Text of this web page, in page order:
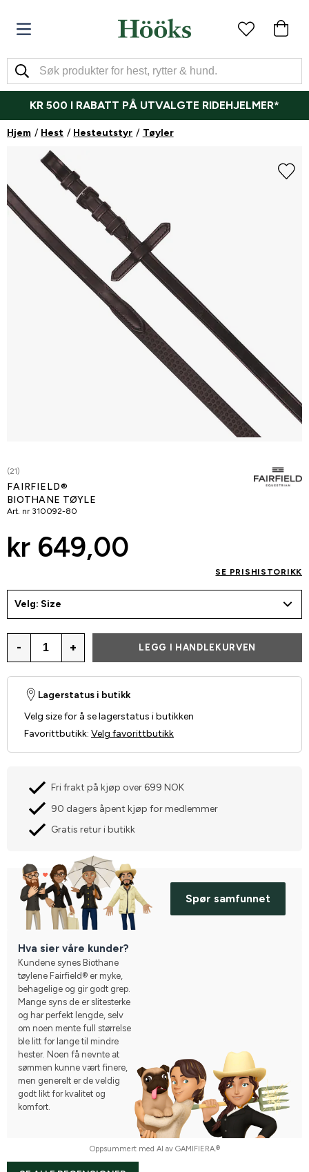
KR 500 I RABATT PÅ UTVALGTE RIDEHJELMER*
Hjem Hest Hesteutstyr Tøyler
(21)
FAIRFIELD®
BIOTHANE TØYLE
Art. nr 310092-80
kr 649,00
SE PRISHISTORIKK
Velg: Size
- + LEGG I HANDLEKURVEN
Lagerstatus i butikk
Velg size for å se lagerstatus i butikken
Favorittbutikk: Velg favorittbutikk
Fri frakt på kjøp over 699 NOK
90 dagers åpent kjøp for medlemmer
Gratis retur i butikk
Spør samfunnet
Hva sier våre kunder?
Kundene synes Biothane
tøylene Fairfield® er myke,
behagelige og gir godt grep.
Mange syns de er slitesterke
og har perfekt lengde, selv
om noen mente full størrelse
ble litt for lange til mindre
hester. Noen få nevnte at
sømmen kunne vært finere,
men generelt er de veldig
godt likt for kvalitet og
komfort.
Oppsummert med AI av GAMIFIERA.®